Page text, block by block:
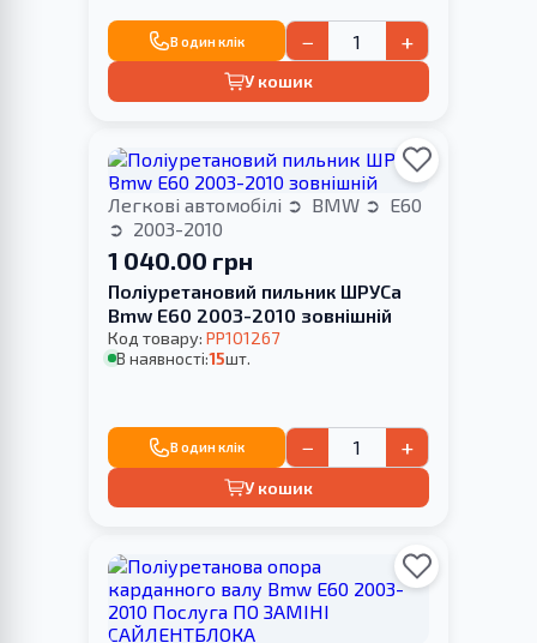
В один клік − +
У кошик
Легкові автомобілі BMW
E60
2003-2010
1 040.00 грн
Поліуретановий пильник ШРУСа
Bmw E60 2003-2010 зовнішній
Код товару: PP101267
В наявності:15шт.
В один клік − +
У кошик